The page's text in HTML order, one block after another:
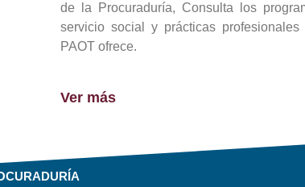
de la Procuraduría, Consulta los
servicio social y prácticas
PAOT ofrece.
Ver más